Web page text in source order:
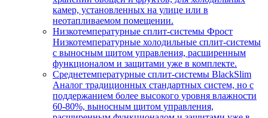
камер, установленных на улице или в
неотапливаемом помещении.
Низкотемпературные сплит-системы Фрост
Низкотемпературные холодильные сплит-системы
с выносным щитом управления, расширенным
функционалом и защитами уже в комплекте.
Среднетемпературные сплит-системы BlackSlim
Аналог традиционных стандартных систем, но с
поддержанием более высокого уровня влажности
60-80%, выносным щитом управления,